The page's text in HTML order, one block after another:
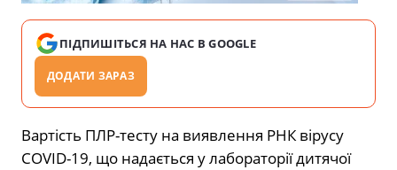
ПІДПИШІТЬСЯ НА НАС В GOOGLE
ДОДАТИ ЗАРАЗ
Вартість ПЛР-тесту на виявлення РНК вірусу
COVID-19, що надається у лабораторії дитячої